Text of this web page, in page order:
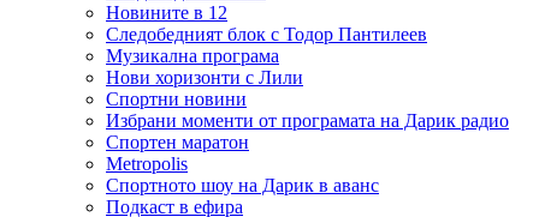
Новините в 12
Следобедният блок с Тодор Пантилеев
Музикална програма
Нови хоризонти с Лили
Спортни новини
Избрани моменти от програмата на Дарик радио
Спортен маратон
Metropolis
Спортното шоу на Дарик в аванс
Подкаст в ефира